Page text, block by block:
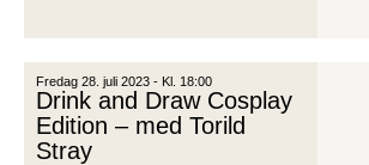
Fredag 28. juli 2023 - Kl. 18:00
Drink and Draw Cosplay
Edition – med Torild
Stray